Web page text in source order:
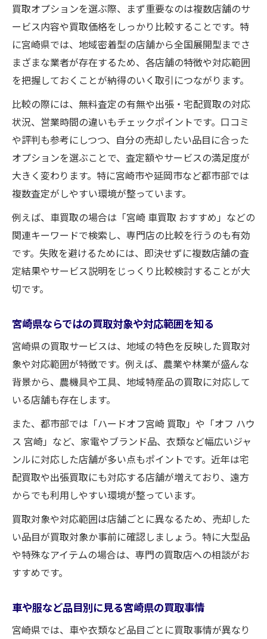
宮崎県の買取業者が強みを持つ品目一覧
買取に強い宮崎県の口コミ・評価を分析
宮崎県内の車買取や服買取が選ばれる理由
林業やリユース市場に強い地域特性とは
宮崎県の買取店が提供する独自サービス紹
介
地域知識も深める宮崎県のスムーズ買取法
宮崎県の有名な方言を知って買取を円滑に
スムーズな買取のための事前準備と地域情
報
林業業者と連携した買取サービスの特徴
宮崎県のキャッチコピーを活かした店舗探
し
宮崎県特有の受付時間や手続きポイント
迷いがちな買取オプション比較ポイント
宮崎県で重要な買取オプション比較の視点
由
評判や口コミからわかる買取業者の選び方
車買取や服買取で得するタイミングの見極
出張・宅配・店頭買取の違いと選び方
宮崎県で賢く買取を進めるコツとは
買取を効率化するための下調べのすすめ
評判の良い店舗へスムーズに依頼する方法
宮崎県でお得な買取キャンペーン活用術
買取査定額を高めるための事前準備ポイン
ト
複数店舗比較で失敗しないコツと注意点
宮崎県の買取市場で注目の最新トレンドと
は
買取オプションを選ぶ際、まず重要なのは複数店舗のサ
ービス内容や買取価格をしっかり比較することです。特
に宮崎県では、地域密着型の店舗から全国展開型までさ
まざまな業者が存在するため、各店舗の特徴や対応範囲
を把握しておくことが納得のいく取引につながります。
比較の際には、無料査定の有無や出張・宅配買取の対応
状況、営業時間の違いもチェックポイントです。口コミ
や評判も参考にしつつ、自分の売却したい品目に合った
オプションを選ぶことで、査定額やサービスの満足度が
大きく変わります。特に宮崎市や延岡市など都市部では
複数査定がしやすい環境が整っています。
例えば、車買取の場合は「宮崎 車買取 おすすめ」などの
関連キーワードで検索し、専門店の比較を行うのも有効
です。失敗を避けるためには、即決せずに複数店舗の査
定結果やサービス説明をじっくり比較検討することが大
切です。
宮崎県ならではの買取対象や対応範囲を知る
宮崎県の買取サービスは、地域の特色を反映した買取対
象や対応範囲が特徴です。例えば、農業や林業が盛んな
背景から、農機具や工具、地域特産品の買取に対応して
いる店舗も存在します。
また、都市部では「ハードオフ宮崎 買取」や「オフ ハウ
ス 宮崎」など、家電やブランド品、衣類など幅広いジャ
ンルに対応した店舗が多い点もポイントです。近年は宅
配買取や出張買取にも対応する店舗が増えており、遠方
からでも利用しやすい環境が整っています。
買取対象や対応範囲は店舗ごとに異なるため、売却した
い品目が買取対象か事前に確認しましょう。特に大型品
や特殊なアイテムの場合は、専門の買取店への相談がお
すすめです。
車や服など品目別に見る宮崎県の買取事情
宮崎県では、車や衣類など品目ごとに買取事情が異なり